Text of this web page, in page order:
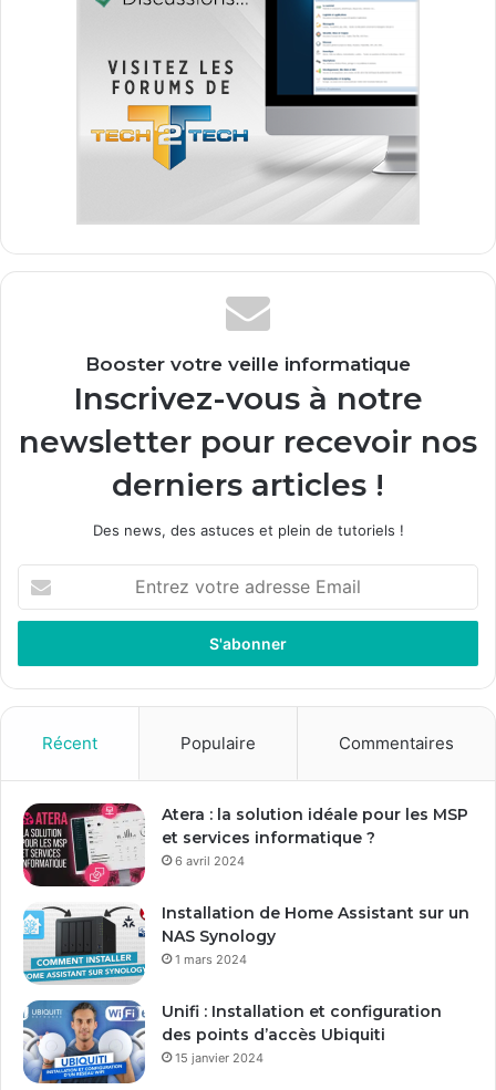
Booster votre veille informatique
Inscrivez-vous à notre
newsletter pour recevoir nos
derniers articles !
Des news, des astuces et plein de tutoriels !
Entrez
votre
adresse
Récent Populaire Commentaires
Atera : la solution idéale pour les MSP
et services informatique ?
6 avril 2024
Installation de Home Assistant sur un
NAS Synology
1 mars 2024
Unifi : Installation et configuration
des points d’accès Ubiquiti
15 janvier 2024